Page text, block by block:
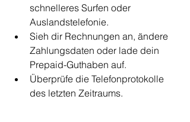
schnelleres Surfen oder
Auslandstelefonie.
Sieh dir Rechnungen an, ändere
Zahlungsdaten oder lade dein
Prepaid-Guthaben auf.
Überprüfe die Telefonprotokolle
des letzten Zeitraums.